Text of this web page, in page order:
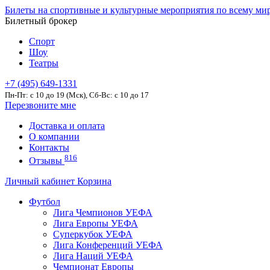
Билеты на спортивные и культурные мероприятия по всему
Билетный брокер
Спорт
Шоу
Театры
+7 (495) 649-1331
Пн-Пт: c 10 до 19 (Мск), Сб-Вс: с 10 до 17
Перезвоните мне
Доставка и оплата
О компании
Контакты
Отзывы 816
Личный кабинет Корзина
Футбол
Лига Чемпионов УЕФА
Лига Европы УЕФА
Суперкубок УЕФА
Лига Конференций УЕФА
Лига Наций УЕФА
Чемпионат Европы